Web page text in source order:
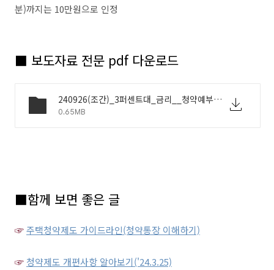
분)까지는 10만원으로 인정
■ 보도자료 전문 pdf 다운로드
240926(조간)_3퍼센트대_금리__청약예부금_종합저축으로_전환_가능_&lsquo;청약통장&rsquo;_더_쏠쏠해진다(주택기금과).pdf
0.65MB
■함께 보면 좋은 글
☞주택청약제도 가이드라인(청약통장 이해하기)
☞ 청약제도 개편사항 알아보기('24.3.25)